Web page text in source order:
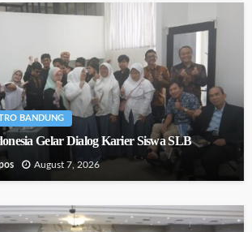
BANDUNG
Gelar Dialog Karier Siswa SLB
August 7, 2026